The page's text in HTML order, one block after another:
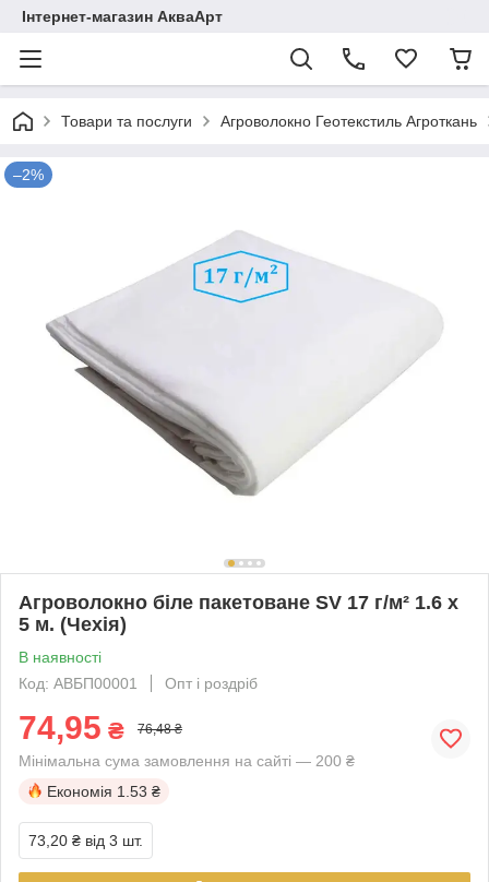
Інтернет-магазин АкваАрт
Товари та послуги Агроволокно Геотекстиль Агроткань
–2%
Агроволокно біле пакетоване SV 17 г/м² 1.6 х
5 м. (Чехія)
В наявності
Код: АВБП00001
Опт і роздріб
74,95 ₴ 76,48 ₴
Мінімальна сума замовлення на сайті — 200 ₴
Економія 1.53 ₴
73,20 ₴ від 3 шт.